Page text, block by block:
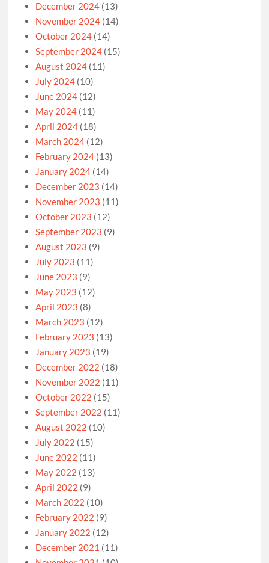
December 2024 (13)
November 2024 (14)
October 2024 (14)
September 2024 (15)
August 2024 (11)
July 2024 (10)
June 2024 (12)
May 2024 (11)
April 2024 (18)
March 2024 (12)
February 2024 (13)
January 2024 (14)
December 2023 (14)
November 2023 (11)
October 2023 (12)
September 2023 (9)
August 2023 (9)
July 2023 (11)
June 2023 (9)
May 2023 (12)
April 2023 (8)
March 2023 (12)
February 2023 (13)
January 2023 (19)
December 2022 (18)
November 2022 (11)
October 2022 (15)
September 2022 (11)
August 2022 (10)
July 2022 (15)
June 2022 (11)
May 2022 (13)
April 2022 (9)
March 2022 (10)
February 2022 (9)
January 2022 (12)
December 2021 (11)